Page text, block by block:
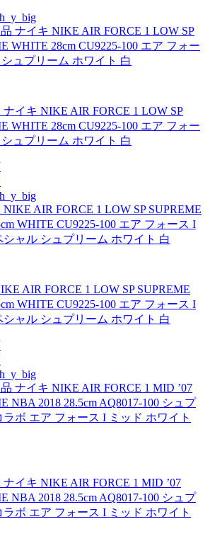
ナイキ NIKE AIR FORCE 1 LOW SP
WHITE 28cm CU9225-100 エア フォー
ュプリーム ホワイト 白
AIR FORCE 1 LOW SP SUPREME
WHITE CU9225-100 エア フォース I
シャル シュプリーム ホワイト 白
ナイキ NIKE AIR FORCE 1 MID ’07
NBA 2018 28.5cm AQ8017-100 シュプ
ラボ エア フォース I ミッド ホワイト